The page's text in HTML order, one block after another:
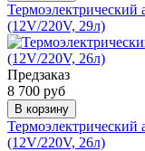
(12V/220V, 29л)
Предзаказ
8 700 руб
В корзину
Термоэлектрический
(12V/220V, 26л)